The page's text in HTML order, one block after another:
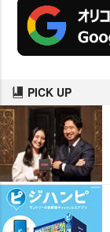
PICK UP